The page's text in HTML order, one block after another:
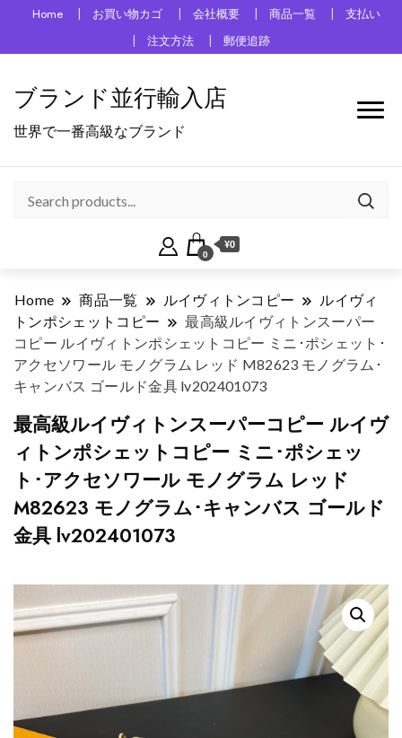
Home お買い物カゴ 会社概要 商品一覧
支払い
注文方法
郵便追跡
ブランド並行輸入店
世界で一番高級なブランド
0
¥0
Home 商品一覧 ルイヴィトンコピー
ルイヴィ
トンポシェットコピー
最高級ルイヴィトンスーパー
コピー ルイヴィトンポシェットコピー ミニ･ポシェット･
アクセソワール モノグラム レッド M82623 モノグラム･
キャンバス ゴールド金具 lv202401073
最高級ルイヴィトンスーパーコピー ルイヴ
ィトンポシェットコピー ミニ･ポシェッ
ト･アクセソワール モノグラム レッド
M82623 モノグラム･キャンバス ゴールド
金具 lv202401073